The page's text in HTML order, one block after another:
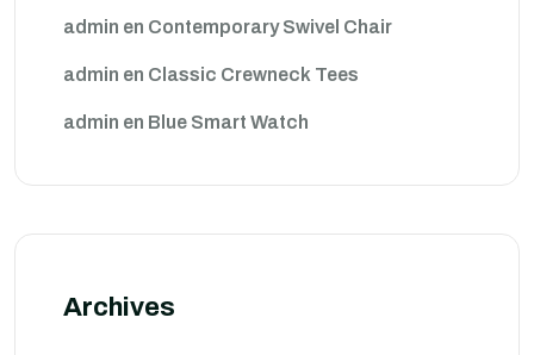
admin en Contemporary Swivel Chair
admin en Classic Crewneck Tees
admin en Blue Smart Watch
Archives